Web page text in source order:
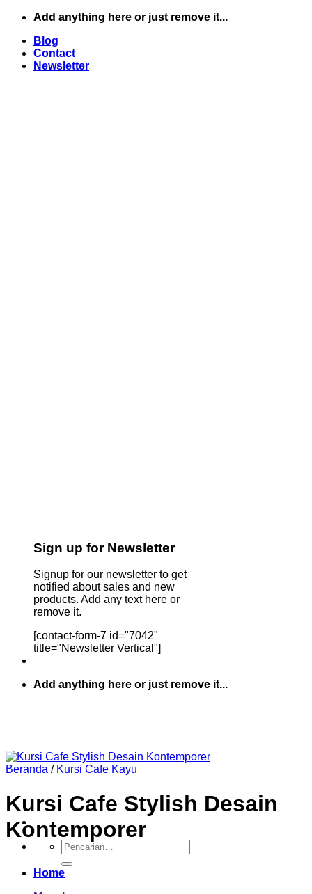
Skip
content
Add anything here or just remove it...
Blog
Contact
Newsletter
Sign up for Newsletter
Signup for our newsletter to get
notified about sales and new
products. Add any text here or
remove it.
[contact-form-7 id="7042"
title="Newsletter Vertical"]
Add anything here or just remove it...
Pencarian
untuk:
Home
Beranda / Kursi Cafe Kayu
Kursi Cafe Stylish Desain
Kontemporer